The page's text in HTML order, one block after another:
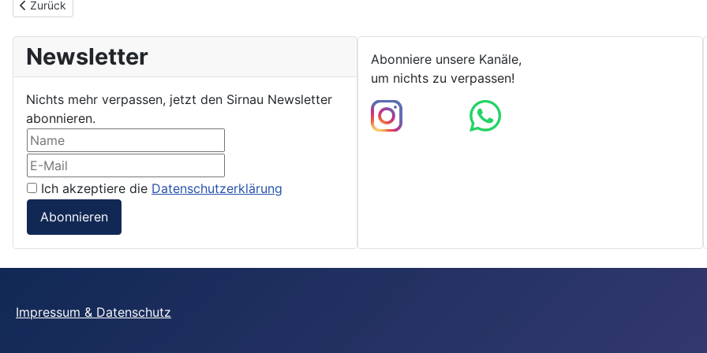
Vorheriger Beitrag: Impressum & Datenschutz
Zurück
Newsletter
Nichts mehr verpassen, jetzt den Sirnau Newsletter
abonnieren.
Ich akzeptiere die Datenschutzerklärung
Abonnieren
Abonniere unsere Kanäle,
um nichts zu verpassen!
Impressum & Datenschutz